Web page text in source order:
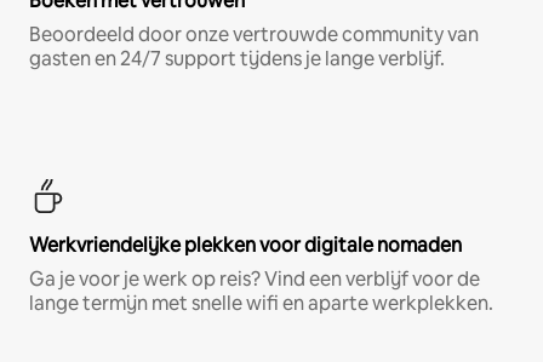
Beoordeeld door onze vertrouwde community van
gasten en 24/7 support tijdens je lange verblijf.
Werkvriendelijke plekken voor digitale nomaden
Ga je voor je werk op reis? Vind een verblijf voor de
lange termijn met snelle wifi en aparte werkplekken.